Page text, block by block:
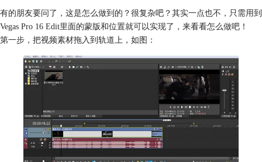
有的朋友要问了，这是怎么做到的？很复杂吧？其实一点也不，只需用到
Vegas Pro 16 Edit里面的蒙版和位置就可以实现了，来看看怎么做吧！
第一步，把视频素材拖入到轨道上，如图： ​